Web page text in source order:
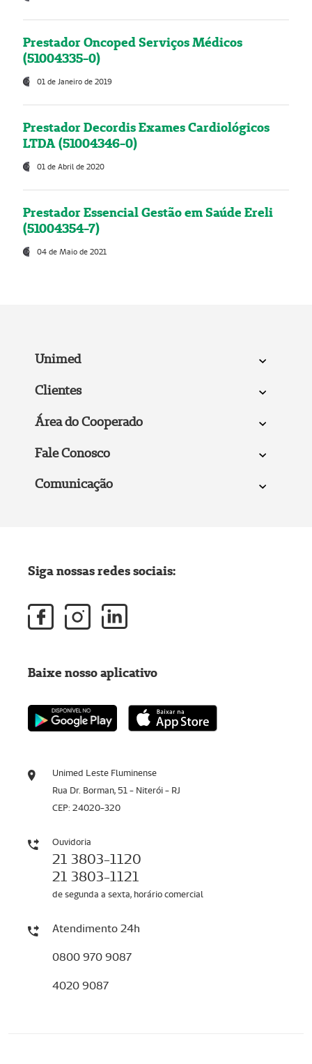
Prestador Oncoped Serviços Médicos
(51004335-0)
01 de Janeiro de 2019
Prestador Decordis Exames Cardiológicos
LTDA (51004346-0)
01 de Abril de 2020
Prestador Essencial Gestão em Saúde Ereli
(51004354-7)
04 de Maio de 2021
Unimed
Clientes
Área do Cooperado
Fale Conosco
Comunicação
Unimed Leste Fluminense
Rua Dr. Borman, 51 - Niterói - RJ
CEP: 24020-320
Ouvidoria
21 3803-1120
21 3803-1121
de segunda a sexta, horário comercial
Atendimento 24h
0800 970 9087
4020 9087
Siga nossas redes sociais:
Baixe nosso aplicativo